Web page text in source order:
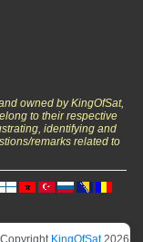
owned by KingOfSat,
to their respective
identifying and
remarks related to
Copyright KingOfSat2026